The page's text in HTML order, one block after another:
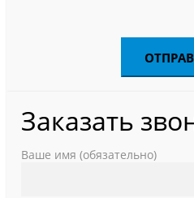
Заказать
Ваше имя (обязательно)